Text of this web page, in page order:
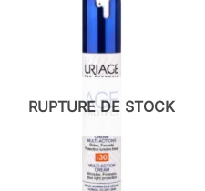
RUPTURE DE STOCK